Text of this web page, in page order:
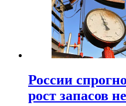
России
рост запасов